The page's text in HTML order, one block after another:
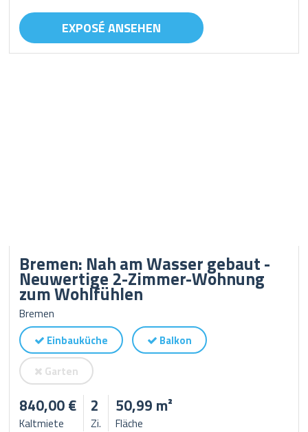
EXPOSÉ ANSEHEN
Bremen: Nah am Wasser gebaut -
Neuwertige 2-Zimmer-Wohnung
zum Wohlfühlen
Bremen
Einbauküche
Balkon
Garten
840,00 €
Kaltmiete
2
Zi.
50,99 m²
Fläche